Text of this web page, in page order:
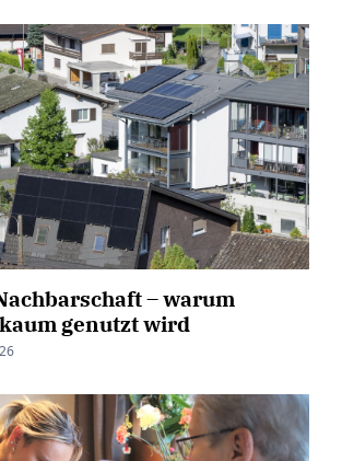
– warum
genutzt wird